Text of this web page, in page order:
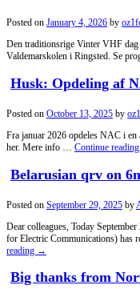
Posted on January 4, 2026 by
Den traditionsrige Vinter VHF
Valdemarskolen i Ringsted. Se
Husk: Opdeling af
Posted on October 13, 2025 by
Fra januar 2026 opdeles NAC i
her. Mere info … Continue reading
Belarusian qrv on
Posted on September 29, 2025 by
Dear colleagues, Today
for Electric Communications) has
reading →
Big thanks from